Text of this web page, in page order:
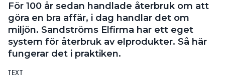
Läs E-tidningen
Om tidningen
Kontakt
Personuppgifter
För 100 år sedan handlade återbruk om att
göra en bra affär, i dag handlar det om
miljön. Sandströms Elfirma har ett eget
system för återbruk av elprodukter. Så här
fungerar det i praktiken.
TEXT